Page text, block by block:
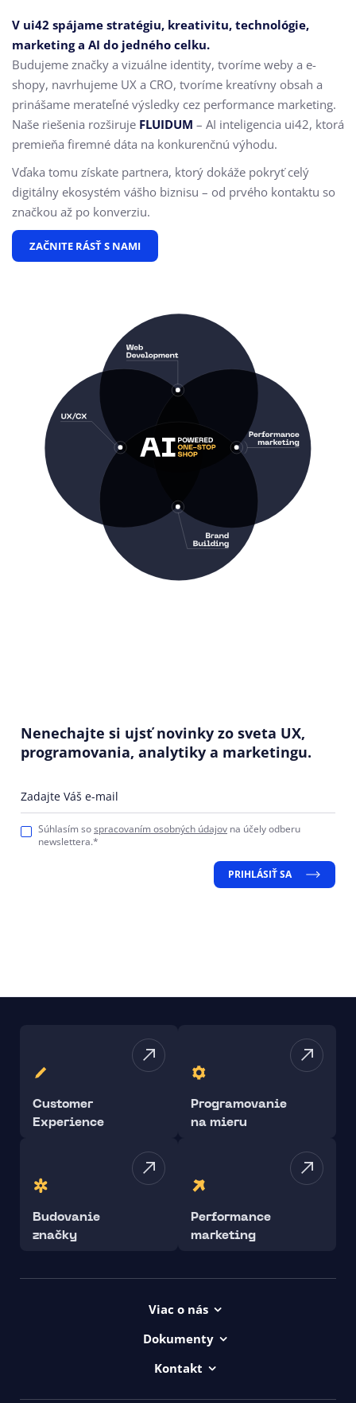
V ui42 spájame stratégiu, kreativitu, technológie,
marketing a AI do jedného celku.
Budujeme značky a vizuálne identity, tvoríme weby a e-
shopy, navrhujeme UX a CRO, tvoríme kreatívny obsah a
prinášame merateľné výsledky cez performance marketing.
Naše riešenia rozširuje FLUIDUM – AI inteligencia ui42, ktorá
premieňa firemné dáta na konkurenčnú výhodu.
Vďaka tomu získate partnera, ktorý dokáže pokryť celý
digitálny ekosystém vášho biznisu – od prvého kontaktu so
značkou až po konverziu.
ZAČNITE RÁSŤ S NAMI
Nenechajte si ujsť novinky zo sveta UX,
programovania, analytiky a marketingu.
Zadajte Váš e-mail
Súhlasím sospracovaním osobných údajov na účely odberu
newslettera.*
PRIHLÁSIŤ SA
Customer
Experience
Programovanie
na mieru
Budovanie
značky
Performance
marketing
Viac o nás
uičkovská abeceda
Dokumenty
Kontakt